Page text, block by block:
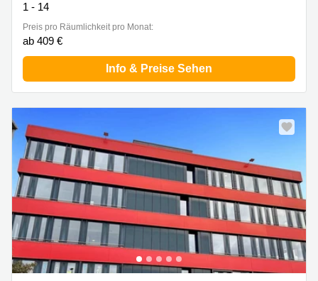
1 - 14
Preis pro Räumlichkeit pro Monat:
ab 409 €
Info & Preise Sehen